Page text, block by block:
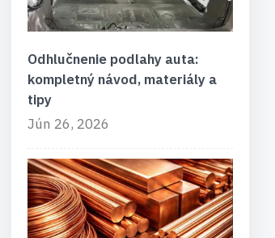
Odhlučnenie podlahy auta:
kompletný návod, materiály a
tipy
Jún 26, 2026